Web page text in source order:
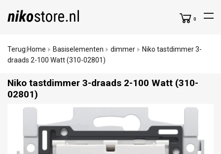
0
Terug Home Basiselementen dimmer
Niko tastdimmer 3-
draads 2-100 Watt (310-02801)
Niko tastdimmer 3-draads 2-100 Watt (310-
02801)